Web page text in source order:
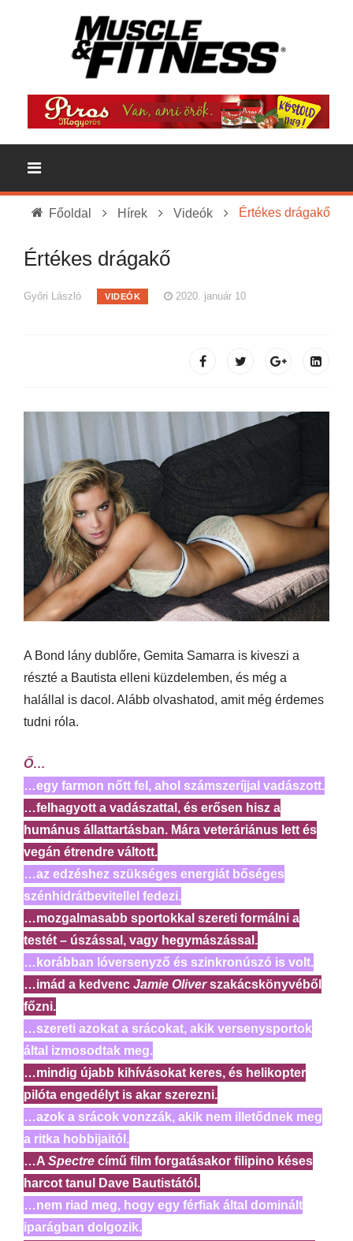
Főoldal Hírek Videók Értékes drágakő
Értékes drágakő
Győri László VIDEÓK 2020. január 10
A Bond lány dublőre, Gemita Samarra is kiveszi a
részté a Bautista elleni küzdelemben, és még a
halállal is dacol. Alább olvashatod, amit még érdemes
tudni róla.
Ő…
…egy farmon nőtt fel, ahol számszeríjjal vadászott.
…felhagyott a vadászattal, és erősen hisz a
humánus állattartásban. Mára veteráriánus lett és
vegán étrendre váltott.
…az edzéshez szükséges energiát bőséges
szénhidrátbevitellel fedezi.
…mozgalmasabb sportokkal szereti formálni a
testét – úszással, vagy hegymászással.
…korábban lóversenyző és szinkronúszó is volt.
…imád a kedvenc Jamie Oliverszakácskönyvéből
főzni.
…szereti azokat a srácokat, akik versenysportok
által izmosodtak meg.
…mindig újabb kihívásokat keres, és helikopter
pilóta engedélyt is akar szerezni.
…azok a srácok vonzzák, akik nem illetődnek meg
a ritka hobbijaitól.
…A Spectre című film forgatásakor filipino késes
harcot tanul Dave Bautistától.
…nem riad meg, hogy egy férfiak által dominált
iparágban dolgozik.